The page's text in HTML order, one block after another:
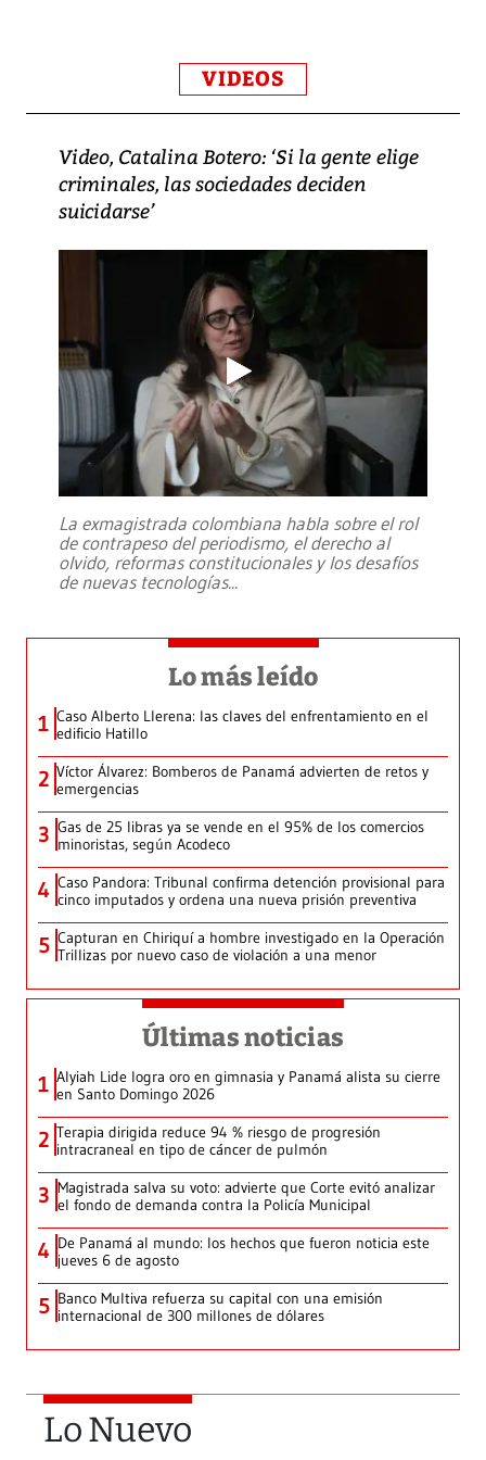
VIDEOS
Video, Catalina Botero: ‘Si la gente elige
criminales, las sociedades deciden
suicidarse’
La exmagistrada colombiana habla sobre el rol
de contrapeso del periodismo, el derecho al
olvido, reformas constitucionales y los desafíos
de nuevas tecnologías...
Lo más leído
1 Caso Alberto Llerena: las claves del enfrentamiento en el
edificio Hatillo
2 Víctor Álvarez: Bomberos de Panamá advierten de retos y
emergencias
3 Gas de 25 libras ya se vende en el 95% de los comercios
minoristas, según Acodeco
4 Caso Pandora: Tribunal confirma detención provisional para
cinco imputados y ordena una nueva prisión preventiva
5 Capturan en Chiriquí a hombre investigado en la Operación
Trillizas por nuevo caso de violación a una menor
Últimas noticias
1 Alyiah Lide logra oro en gimnasia y Panamá alista su cierre
en Santo Domingo 2026
2 Terapia dirigida reduce 94 % riesgo de progresión
intracraneal en tipo de cáncer de pulmón
3 Magistrada salva su voto: advierte que Corte evitó analizar
el fondo de demanda contra la Policía Municipal
4 De Panamá al mundo: los hechos que fueron noticia este
jueves 6 de agosto
5 Banco Multiva refuerza su capital con una emisión
internacional de 300 millones de dólares
Lo Nuevo